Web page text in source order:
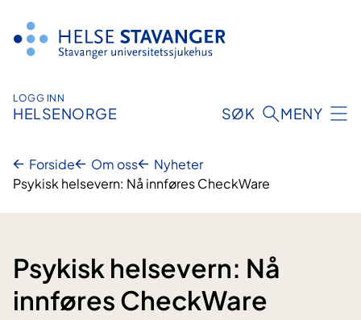
innhold
LOGG INN
HELSENORGE SØK MENY
Forside Om oss
Nyheter
Psykisk helsevern: Nå innføres CheckWare
Psykisk helsevern: Nå
innføres CheckWare